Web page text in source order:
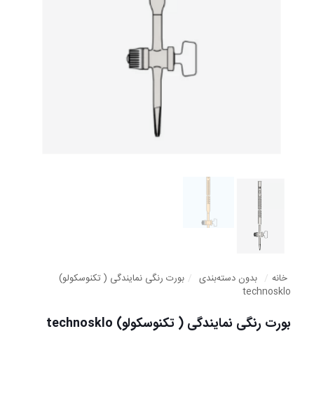
خانه / بدون دسته‌بندی / بورت رنگی نمایندگی ( تکنوسکولو)
technosklo
بورت رنگی نمایندگی ( تکنوسکولو) technosklo